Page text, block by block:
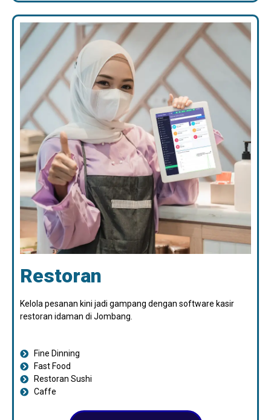
Restoran
Kelola pesanan kini jadi gampang dengan software kasir
restoran idaman di Jombang.
Fine Dinning
Fast Food
Restoran Sushi
Caffe